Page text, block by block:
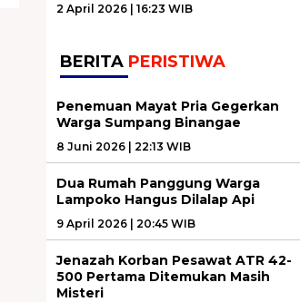
2 April 2026 | 16:23 WIB
BERITA PERISTIWA
Penemuan Mayat Pria Gegerkan
Warga Sumpang Binangae
8 Juni 2026 | 22:13 WIB
Dua Rumah Panggung Warga
Lampoko Hangus Dilalap Api
9 April 2026 | 20:45 WIB
Jenazah Korban Pesawat ATR 42-
500 Pertama Ditemukan Masih
Misteri